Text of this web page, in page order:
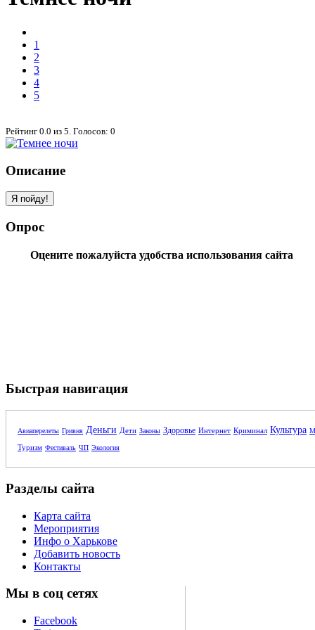
1
2
3
4
5
Рейтинг 0.0 из 5 . Голосов: 0
Описание
Опрос
Оцените пожалуйста удобства использования сайта
Быстрая навигация
Авиаперелеты Гривня Деньги Дети Законы Здоровье Интернет Криминал Культура
Туризм Фестиваль ЧП Экология
Разделы сайта
Карта сайта
Мероприятия
Инфо о Харькове
Добавить новость
Контакты
Мы в соц сетях
Facebook